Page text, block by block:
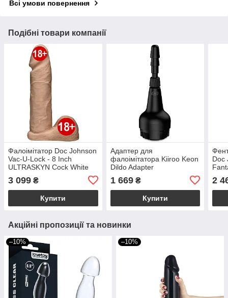
Всі умови повернення
Подібні товари компанії
Фалоімітатор Doc Johnson
Vac-U-Lock - 8 Inch
ULTRASKYN Cock White
3 099 ₴
Купити
Адаптер для
фалоімітатора Kiiroo Keon
Dildo Adapter
1 669₴
Купити
Doc
2
Акційні пропозиції та новинки
–10% –10%